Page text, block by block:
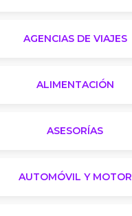
AGENCIAS DE VIAJES
ALIMENTACIÓN
ASESORÍAS
AUTOMÓVIL Y MOTOR